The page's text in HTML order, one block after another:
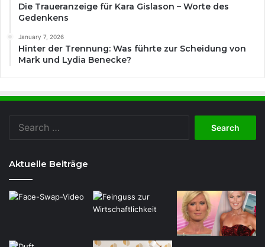
Die Traueranzeige für Kara Gislason – Worte des
Gedenkens
January 7, 2026
Hinter der Trennung: Was führte zur Scheidung von
Mark und Lydia Benecke?
Aktuelle Beiträge